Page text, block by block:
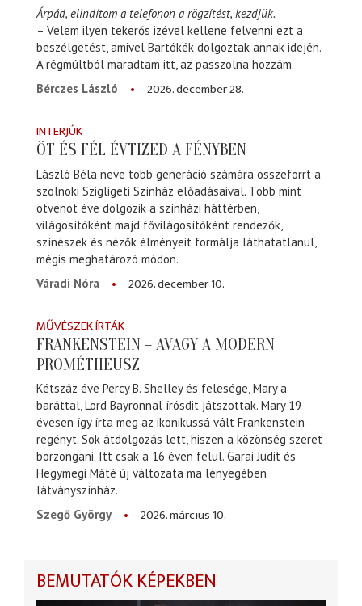
Árpád, elindítom a telefonon a rögzítést, kezdjük.
– Velem ilyen tekerős izével kellene felvenni ezt a
beszélgetést, amivel Bartókék dolgoztak annak idején.
A régmúltból maradtam itt, az passzolna hozzám.
Bérczes László
2026. december 28.
INTERJÚK
ÖT ÉS FÉL ÉVTIZED A FÉNYBEN
László Béla neve több generáció számára összeforrt a
szolnoki Szigligeti Színház előadásaival. Több mint
ötvenöt éve dolgozik a színházi háttérben,
világosítóként majd fővilágosítóként rendezők,
színészek és nézők élményeit formálja láthatatlanul,
mégis meghatározó módon.
Váradi Nóra
2026. december 10.
MŰVÉSZEK ÍRTÁK
FRANKENSTEIN – AVAGY A MODERN
PROMÉTHEUSZ
Kétszáz éve Percy B. Shelley és felesége, Mary a
baráttal, Lord Bayronnal írósdit játszottak. Mary 19
évesen így írta meg az ikonikussá vált Frankenstein
regényt. Sok átdolgozás lett, hiszen a közönség szeret
borzongani. Itt csak a 16 éven felül. Garai Judit és
Hegymegi Máté új változata ma lényegében
látványszínház.
Szegő György
2026. március 10.
BEMUTATÓK KÉPEKBEN